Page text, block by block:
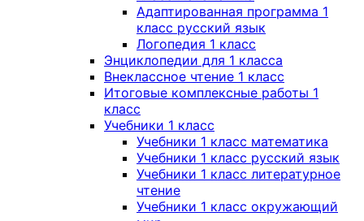
Адаптированная программа 1
класс русский язык
Логопедия 1 класс
Энциклопедии для 1 класса
Внеклассное чтение 1 класс
Итоговые комплексные работы 1
класс
Учебники 1 класс
Учебники 1 класс математика
Учебники 1 класс русский язык
Учебники 1 класс литературное
чтение
Учебники 1 класс окружающий